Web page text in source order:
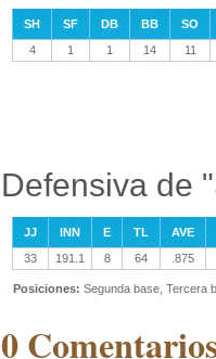
SH SF DB BB
SO
4
1 1 14 11
Defensiva de
JJ INN E TL
AVE
33
191.1 8 64 .875
Posiciones: Segunda base, Tercera
0